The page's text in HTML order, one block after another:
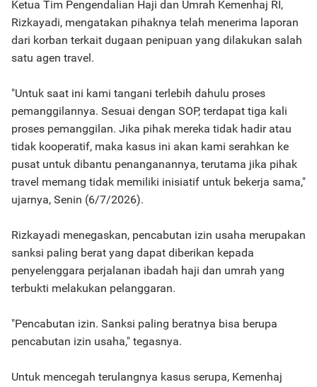
Ketua Tim Pengendalian Haji dan Umrah Kemenhaj RI,
Rizkayadi, mengatakan pihaknya telah menerima laporan
dari korban terkait dugaan penipuan yang dilakukan salah
satu agen travel.
"Untuk saat ini kami tangani terlebih dahulu proses
pemanggilannya. Sesuai dengan SOP, terdapat tiga kali
proses pemanggilan. Jika pihak mereka tidak hadir atau
tidak kooperatif, maka kasus ini akan kami serahkan ke
pusat untuk dibantu penanganannya, terutama jika pihak
travel memang tidak memiliki inisiatif untuk bekerja sama,"
ujarnya, Senin (6/7/2026).
Rizkayadi menegaskan, pencabutan izin usaha merupakan
sanksi paling berat yang dapat diberikan kepada
penyelenggara perjalanan ibadah haji dan umrah yang
terbukti melakukan pelanggaran.
"Pencabutan izin. Sanksi paling beratnya bisa berupa
pencabutan izin usaha," tegasnya.
Untuk mencegah terulangnya kasus serupa, Kemenhaj